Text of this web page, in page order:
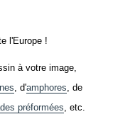
l'Europe !
à votre image,
, d'amphores
préformées, etc.